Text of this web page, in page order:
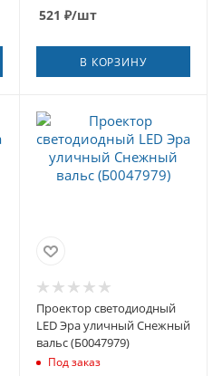
521 ₽/шт
В КОРЗИНУ
Проектор светодиодный
LED Эра уличный Снежный
вальс (Б0047979)
Под заказ